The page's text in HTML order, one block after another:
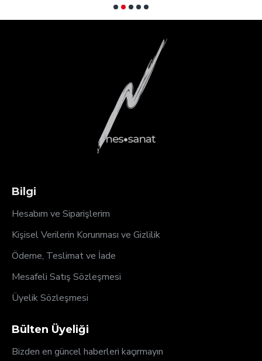
Bilgi
Hesabım ve Siparişlerim
Kişisel Verilerin Korunması ve Gizlilik
Ödeme, Teslimat ve İade
Mesafeli Satış Sözleşmesi
Üyelik Sözleşmesi
Bülten Üyeliği
Bizden en güncel haberleri kaçırmayın